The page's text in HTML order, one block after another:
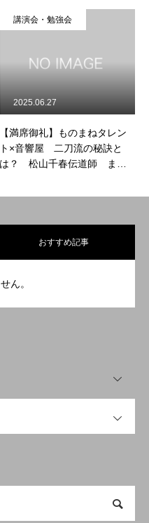
講演会・勉強会
【満席御礼】ものまねタレン
ト×音響屋 二刀流の秘訣と
は？ 松山千春伝道師 まっ
2025.06.27
おすすめ記事
ん。